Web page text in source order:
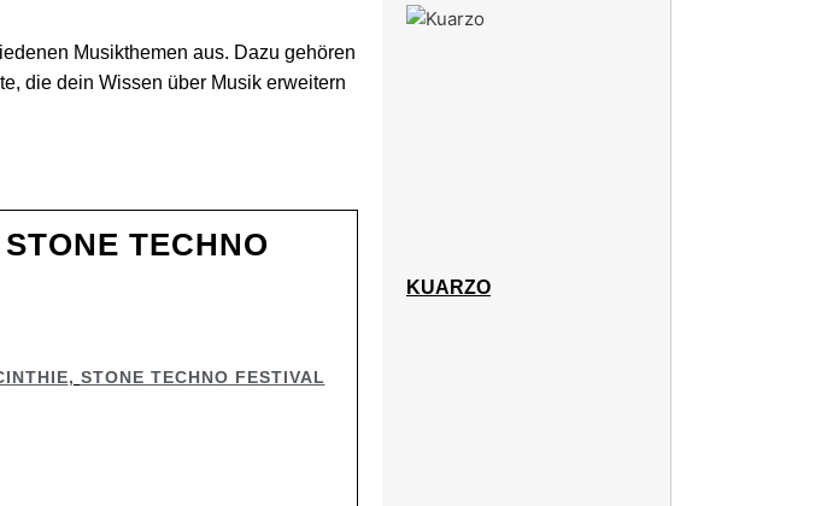
Musikthemen aus. Dazu gehören
die dein Wissen über Musik erweitern
TECHNO
, STONE TECHNO FESTIVAL
KUARZO